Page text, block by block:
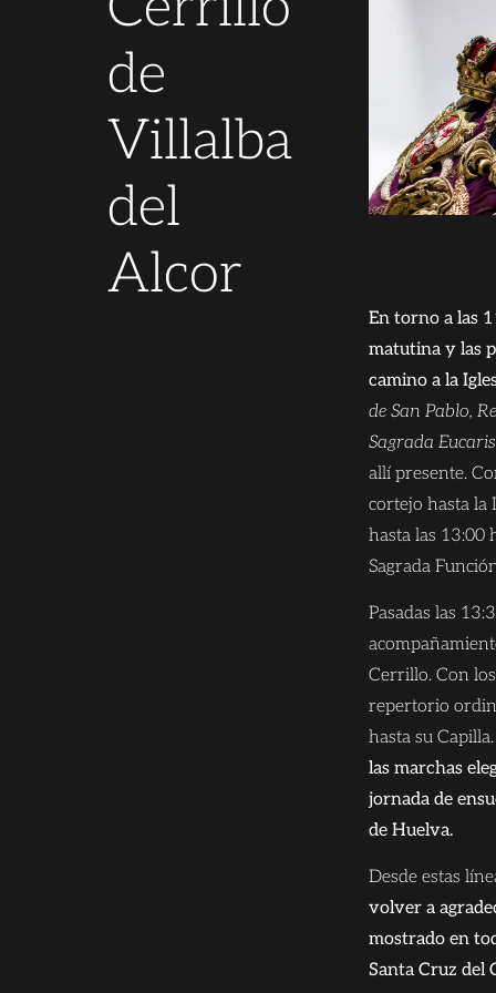
de
Villalba
del
Alcor
En torno a las
matutina y las
camino a la
de San Pablo,
Sagrada
allí presente.
cortejo hasta la
hasta las 13:00
Sagrada
Pasadas las
Cerrillo. Con
repertorio
hasta su
las marchas
jornada de
de Huelva.
Desde estas
volver a
mostrado en
Santa Cruz del